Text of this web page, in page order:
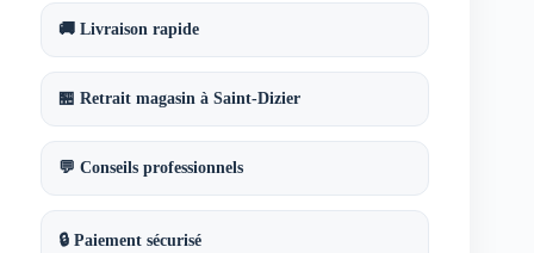
pédale
120L
Blanc
Bleu
Ref
5920220
🚚 Livraison rapide
🏪 Retrait magasin à Saint-Dizier
💬 Conseils professionnels
🔒 Paiement sécurisé